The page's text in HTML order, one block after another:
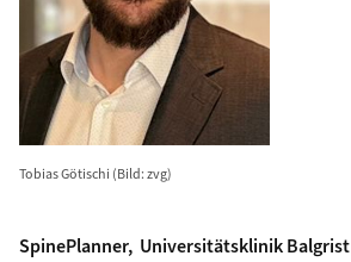
Tobias Götischi (Bild: zvg)
SpinePlanner, Universitätsklinik Balgrist